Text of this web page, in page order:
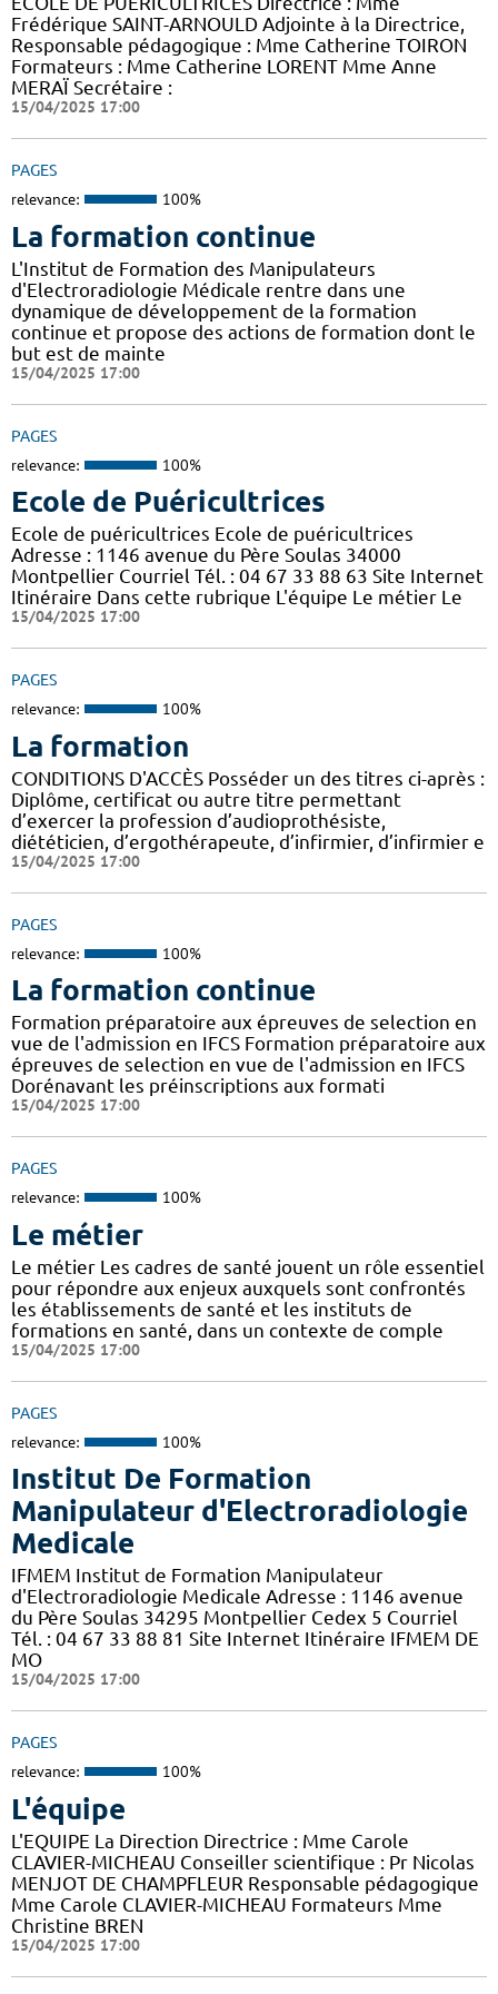
Frédérique SAINT-ARNOULD Adjointe à la Directrice,
Responsable pédagogique : Mme Catherine TOIRON
Formateurs : Mme Catherine LORENT Mme Anne
MERAÏ Secrétaire :
15/04/2025 17:00
PAGES
relevance: 100%
La formation continue
L'Institut de Formation des Manipulateurs
d'Electroradiologie Médicale rentre dans une
dynamique de développement de la formation
continue et propose des actions de formation dont le
but est de mainte
15/04/2025 17:00
PAGES
relevance: 100%
Ecole de Puéricultrices
Ecole de puéricultrices Ecole de puéricultrices
Adresse : 1146 avenue du Père Soulas 34000
Montpellier Courriel Tél. : 04 67 33 88 63 Site Internet
Itinéraire Dans cette rubrique L'équipe Le métier Le
15/04/2025 17:00
PAGES
relevance: 100%
La formation
CONDITIONS D'ACCÈS Posséder un des titres ci-après :
Diplôme, certificat ou autre titre permettant
d’exercer la profession d’audioprothésiste,
diététicien, d’ergothérapeute, d’infirmier, d’infirmier e
15/04/2025 17:00
PAGES
relevance: 100%
La formation continue
Formation préparatoire aux épreuves de selection en
vue de l'admission en IFCS Formation préparatoire aux
épreuves de selection en vue de l'admission en IFCS
Dorénavant les préinscriptions aux formati
15/04/2025 17:00
PAGES
relevance: 100%
Le métier
Le métier Les cadres de santé jouent un rôle essentiel
pour répondre aux enjeux auxquels sont confrontés
les établissements de santé et les instituts de
formations en santé, dans un contexte de comple
15/04/2025 17:00
PAGES
relevance: 100%
Institut De Formation
Manipulateur d'Electroradiologie
Medicale
IFMEM Institut de Formation Manipulateur
d'Electroradiologie Medicale Adresse : 1146 avenue
du Père Soulas 34295 Montpellier Cedex 5 Courriel
Tél. : 04 67 33 88 81 Site Internet Itinéraire IFMEM DE
MO
15/04/2025 17:00
PAGES
relevance: 100%
L'équipe
L'EQUIPE La Direction Directrice : Mme Carole
CLAVIER-MICHEAU Conseiller scientifique : Pr Nicolas
MENJOT DE CHAMPFLEUR Responsable pédagogique
Mme Carole CLAVIER-MICHEAU Formateurs Mme
Christine BREN
15/04/2025 17:00